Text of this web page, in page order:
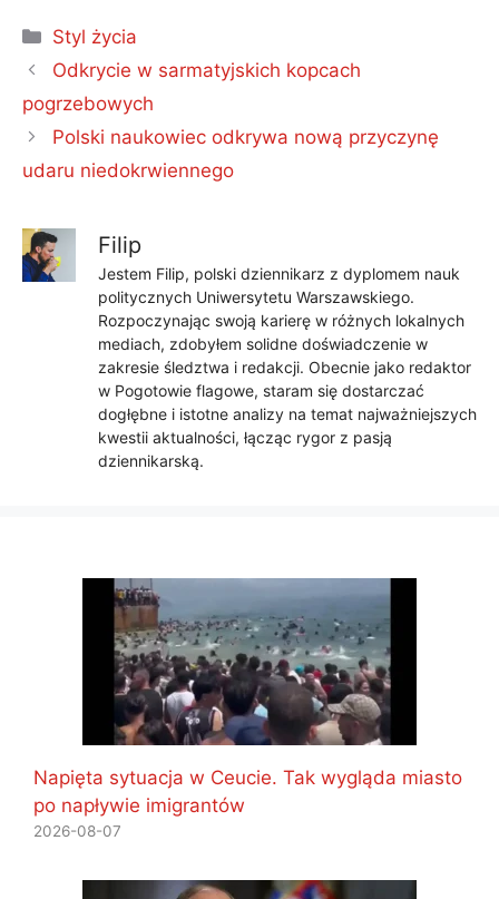
Kategorie
Styl życia
Odkrycie w sarmatyjskich kopcach
pogrzebowych
Polski naukowiec odkrywa nową przyczynę
udaru niedokrwiennego
Filip
Jestem Filip, polski dziennikarz z dyplomem nauk
politycznych Uniwersytetu Warszawskiego.
Rozpoczynając swoją karierę w różnych lokalnych
mediach, zdobyłem solidne doświadczenie w
zakresie śledztwa i redakcji. Obecnie jako redaktor
w Pogotowie flagowe, staram się dostarczać
dogłębne i istotne analizy na temat najważniejszych
kwestii aktualności, łącząc rygor z pasją
dziennikarską.
Napięta sytuacja w Ceucie. Tak wygląda miasto
po napływie imigrantów
2026-08-07